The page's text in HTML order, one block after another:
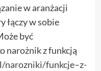
w aranżacji
łączy w sobie
być
narożnik z funkcją
funkcje–z-